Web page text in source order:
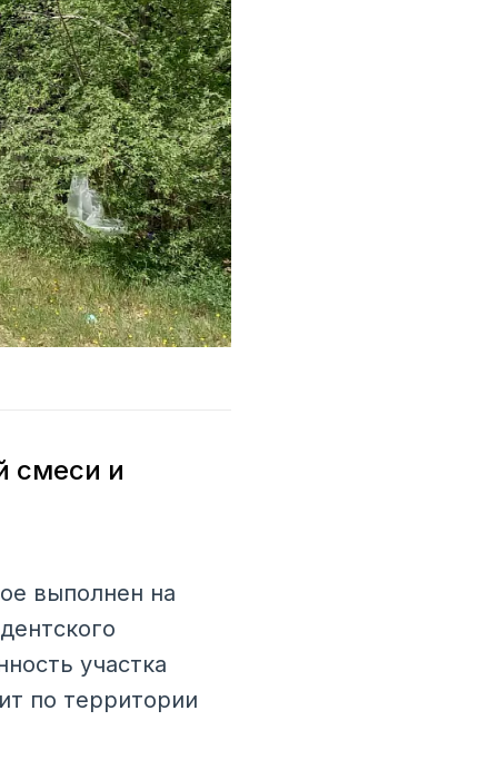
смеси и
выполнен на
участка
по территории